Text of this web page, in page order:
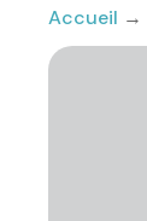
Accueil →